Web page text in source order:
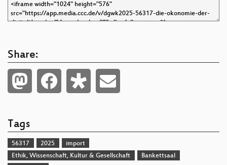
Share:
Tags
56317 2025
import
Ethik, Wissenschaft, Kultur & Gesellschaft
Bankettsaal